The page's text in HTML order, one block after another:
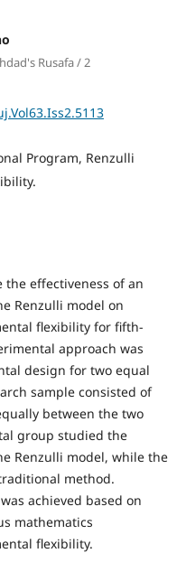
Rusafa / 2
Program, Renzulli
effectiveness of an
Renzulli model on
flexibility for fifth-
approach was
design for two equal
sample consisted of
between the two
group studied the
Renzulli model, while the
method.
achieved based on
mathematics
flexibility.